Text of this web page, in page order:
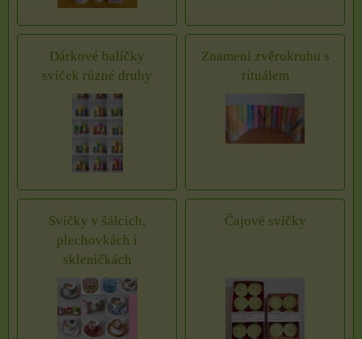
Dárkové balíčky
svíček různé druhy
Znamení zvěrokruhu s
rituálem
Svíčky v šálcích,
plechovkách i
skleničkách
Čajové svíčky